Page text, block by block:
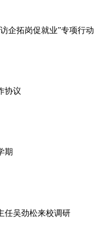
企拓岗促就业”专项行动
协议
期
任吴劲松来校调研